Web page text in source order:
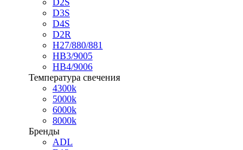
D2S
D3S
D4S
D2R
H27/880/881
HB3/9005
HB4/9006
Температура свечения
4300k
5000k
6000k
8000k
Бренды
ADL